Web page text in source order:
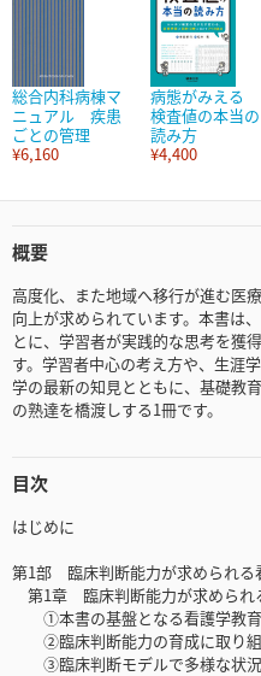
総合内科病棟マ
ニュアル 疾患
ごとの管理
¥6,160
病態がみえる
検査値の本当の
読み方
¥4,400
概要
高度化、また地域へ移行が進む医
向上が求められています。本書は
とに、学習者が実践的な思考を獲
す。学習者中心の考え方や、生涯
学の最新の知見とともに、基礎教
の熟達を橋渡しする1冊です。
目次
はじめに
第1部 臨床判断能力が求められる
第1章 臨床判断能力が求められ
①本書の基盤となる看護学教育
②臨床判断能力の育成に取り組
③臨床判断モデルで多様な状況